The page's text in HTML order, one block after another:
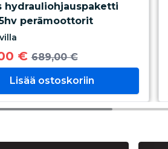
hydrauliohjauspaketti
perämoottorit
€ 689,00 €
Lisää ostoskoriin